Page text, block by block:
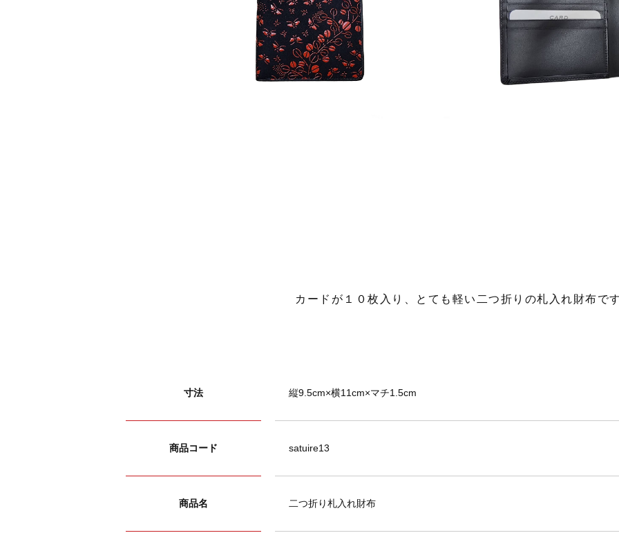
カードが１０枚入り、とても軽い二つ折りの札入れ財布で
寸法 縦9.5cm×横11cm×マチ1.5cm
商品コード satuire13
商品名 二つ折り札入れ財布